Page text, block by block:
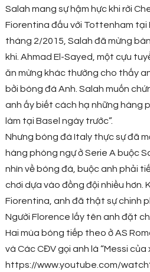
Salah mang sự hậm hực khi rời
Fiorentina đấu với Tottenham tại
tháng 2/2015, Salah đã mừng
khi. Ahmad El-Sayed, một cựu
ăn mừng khác thường cho thấy
bởi bóng đá Anh. Salah muốn
anh ấy biết cách hạ những hàng
làm tại Basel ngày trước”.
Nhưng bóng đá Italy thực sự đã
hàng phòng ngự ở Serie A buộc
nhìn về bóng đá, buộc anh phải
chơi dựa vào đồng đội nhiều hơn.
Fiorentina, anh đã thật sự chinh
Người Florence lấy tên anh đặt
Hai mùa bóng tiếp theo ở AS
và Các CĐV gọi anh là “Messi của
https://www.youtube.com/